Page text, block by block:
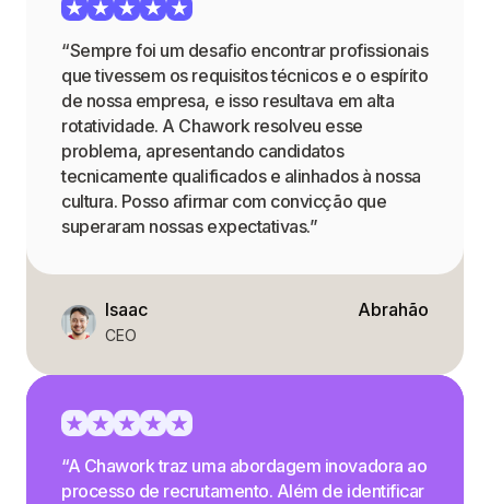
“Sempre foi um desafio encontrar profissionais
que tivessem os requisitos técnicos e o espírito
de nossa empresa, e isso resultava em alta
rotatividade. A Chawork resolveu esse
problema, apresentando candidatos
tecnicamente qualificados e alinhados à nossa
cultura. Posso afirmar com convicção que
superaram nossas expectativas.”
Isaac
CEO
Abrahão
“A Chawork traz uma abordagem inovadora ao
processo de recrutamento. Além de identificar